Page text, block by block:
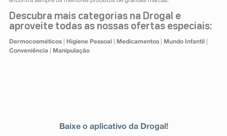
Descubra mais categorias na Drogal e
aproveite todas as nossas ofertas especiais:
Dermocosméticos| Higiene Pessoal Medicamentos| Mundo Infantil
Conveniência| Manipulação
Baixe o aplicativo da Drogal!